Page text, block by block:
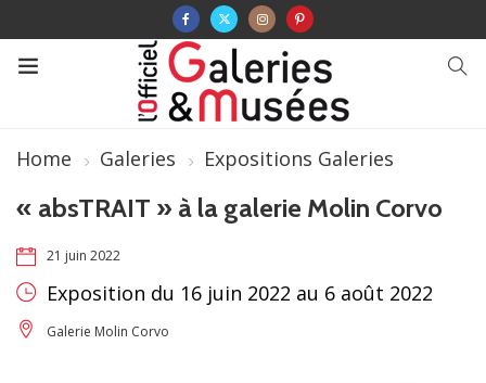
Home Galeries Expositions Galeries
« absTRAIT » à la galerie Molin Corvo
21 juin 2022
Exposition du 16 juin 2022 au 6 août 2022
Galerie Molin Corvo